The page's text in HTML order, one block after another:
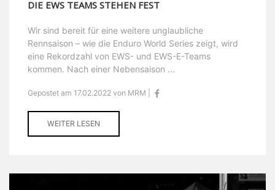
DIE EWS TEAMS STEHEN FEST
Wir sind bereit für eine weitere unglaubliche
Rennsaison – wie die Enduro World Series zeigt, wird
eine Rekordzahl von EWS- und EWS-E-Teams
kommen. Nach einer Nebensaison ...
Gepostet am 17.02.2022 von MRM |
WEITER LESEN